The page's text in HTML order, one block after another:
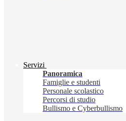
Servizi
Panoramica
Famiglie e studenti
Personale scolastico
Percorsi di studio
Bullismo e Cyberbullismo